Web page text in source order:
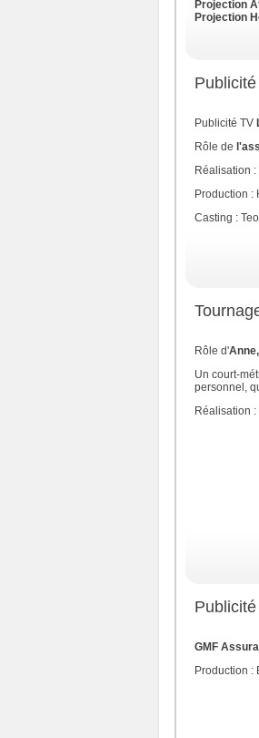
Projection
Projection
Publicité TV
Rôle de
Réalisation
Production :
Casting :
Rôle d'
Un court-
personnel,
Réalisation :
GMF
Production :